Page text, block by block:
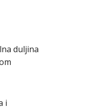
duljina
i